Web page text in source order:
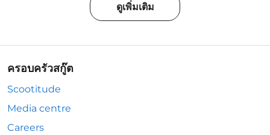
ดูเพิ่มเติม
ครอบครัวสกู๊ต
Scootitude
Media centre
Careers